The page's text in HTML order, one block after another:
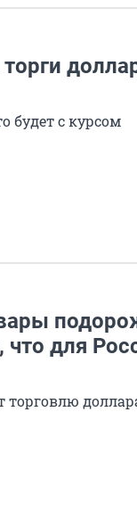
будет с курсом
для